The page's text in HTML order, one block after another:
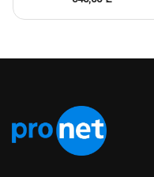
სტაბილურობა:
ჩარევებისგან,
პარამეტრი
სამუშაო ძაბვა